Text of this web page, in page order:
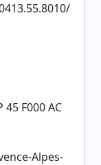
45 F000 AC
Alpes-